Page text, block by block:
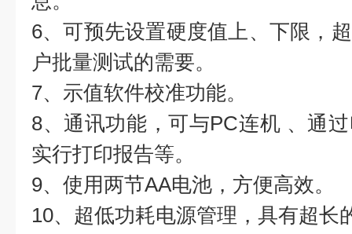
6、可预先设置硬度值上、下限，
户批量测试的需要。
7、示值软件校准功能。
8、通讯功能，可与PC连机 、通
实行打印报告等。
9、使用两节AA电池，方便高效。
10、超低功耗电源管理，具有超长